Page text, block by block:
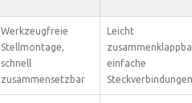
Werkzeugfreie
Stellmontage,
schnell
zusammensetzbar
Leicht
einfache
Steckverbindungen